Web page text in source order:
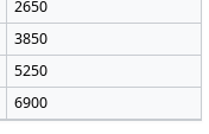
2650
3850
5250
6900